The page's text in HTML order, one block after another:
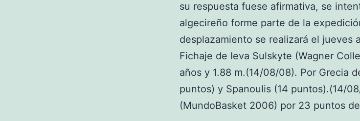
su respuesta fuese afirmativa, se
algecireño forme parte de la
desplazamiento se realizará el jueves
Fichaje de Ieva Sulskyte (Wagner
años y 1.88 m.(14/08/08). Por Grecia
puntos) y Spanoulis (14 puntos).(14/
(MundoBasket 2006) por 23 puntos